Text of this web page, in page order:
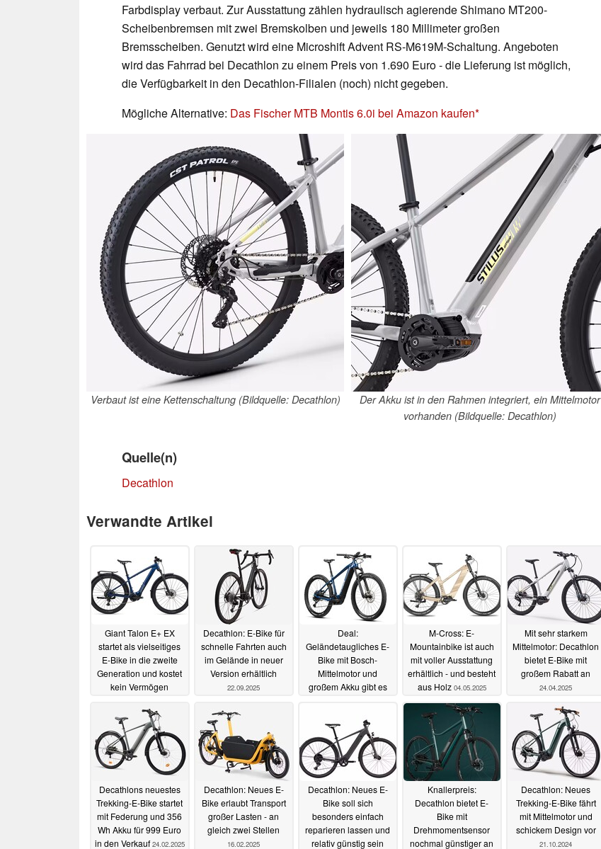
Farbdisplay verbaut. Zur Ausstattung zählen hydraulisch agierende Shimano MT200-
Scheibenbremsen mit zwei Bremskolben und jeweils 180 Millimeter großen
Bremsscheiben. Genutzt wird eine Microshift Advent RS-M619M-Schaltung. Angeboten
wird das Fahrrad bei Decathlon zu einem Preis von 1.690 Euro - die Lieferung ist möglich,
die Verfügbarkeit in den Decathlon-Filialen (noch) nicht gegeben.
Mögliche Alternative: Das Fischer MTB Montis 6.0i bei Amazon kaufen
Verbaut ist eine Kettenschaltung (Bildquelle: Decathlon)
Der Akku ist in den Rahmen integriert, ein Mittelmotor
vorhanden (Bildquelle: Decathlon)
Quelle(n)
Decathlon
Verwandte Artikel
Giant Talon E+ EX
startet als vielseitiges
E-Bike in die zweite
Generation und kostet
kein Vermögen
Decathlon: E-Bike für
schnelle Fahrten auch
im Gelände in neuer
Version erhältlich
22.09.2025
Deal:
Geländetaugliches E-
Bike mit Bosch-
Mittelmotor und
großem Akku gibt es
M-Cross: E-
Mountainbike ist auch
mit voller Ausstattung
erhältlich - und besteht
aus Holz 04.05.2025
Mit sehr starkem
Mittelmotor: Decathlon
bietet E-Bike mit
großem Rabatt an
24.04.2025
Decathlons neuestes
Trekking-E-Bike startet
mit Federung und 356
Wh Akku für 999 Euro
in den Verkauf 24.02.2025
Decathlon: Neues E-
Bike erlaubt Transport
großer Lasten - an
gleich zwei Stellen
16.02.2025
Decathlon: Neues E-
Bike soll sich
besonders einfach
reparieren lassen und
relativ günstig sein
Knallerpreis:
Decathlon bietet E-
Bike mit
Drehmomentsensor
nochmal günstiger an
Decathlon: Neues
Trekking-E-Bike fährt
mit Mittelmotor und
schickem Design vor
21.10.2024